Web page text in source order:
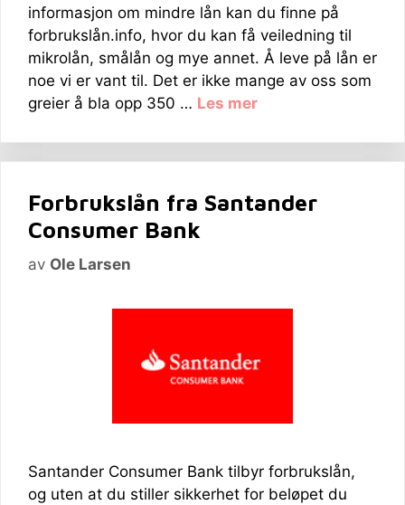
informasjon om mindre lån kan du finne på
forbrukslån.info, hvor du kan få veiledning til
mikrolån, smålån og mye annet. Å leve på lån er
noe vi er vant til. Det er ikke mange av oss som
greier å bla opp 350 … Les mer
Forbrukslån fra Santander
Consumer Bank
av Ole Larsen
Santander Consumer Bank tilbyr forbrukslån,
og uten at du stiller sikkerhet for beløpet du